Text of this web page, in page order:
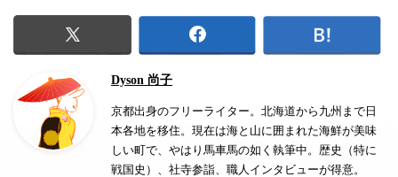
Dyson 尚子
京都出身のフリーライター。北海道から九州まで日
本各地を移住。現在は海と山に囲まれた海鮮が美味
しい町で、やはり馬車馬の如く執筆中。歴史（特に
戦国史）、社寺参詣、職人インタビューが得意。